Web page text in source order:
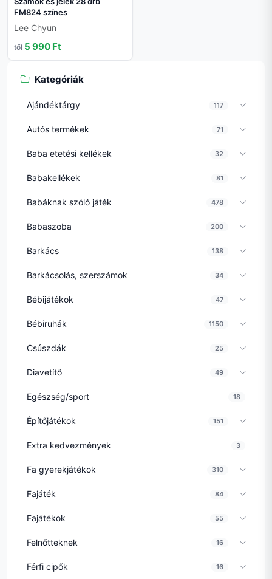
FM824 színes
Lee Chyun
től 5 990 Ft
Kategóriák
Ajándéktárgy 117
Autós termékek 71
Baba etetési kellékek 32
Babakellékek 81
Babáknak szóló játék 478
Babaszoba 200
Barkács 138
Barkácsolás, szerszámok 34
Bébijátékok 47
Bébiruhák 1150
Csúszdák 25
Diavetítő 49
Egészség/sport 18
Építőjátékok 151
Extra kedvezmények 3
Fa gyerekjátékok 310
Fajáték 84
Fajátékok 55
Felnőtteknek 16
Férfi cipők 16